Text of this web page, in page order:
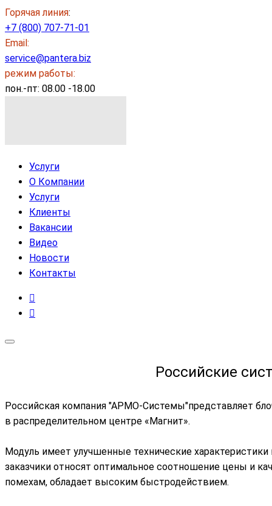
Горячая линия:
+7 (800) 707-71-01
Email:
service@pantera.biz
режим работы:
пон.-пт: 08.00 -18.00
Услуги
О Компании
Услуги
Клиенты
Вакансии
Видео
Новости
Контакты
Российские
Российская компания "АРМО-Системы"представляет
в распределительном центре «Магнит».
Модуль имеет улучшенные технические
заказчики относят оптимальное соотношение цены и
помехам, обладает высоким быстродействием.